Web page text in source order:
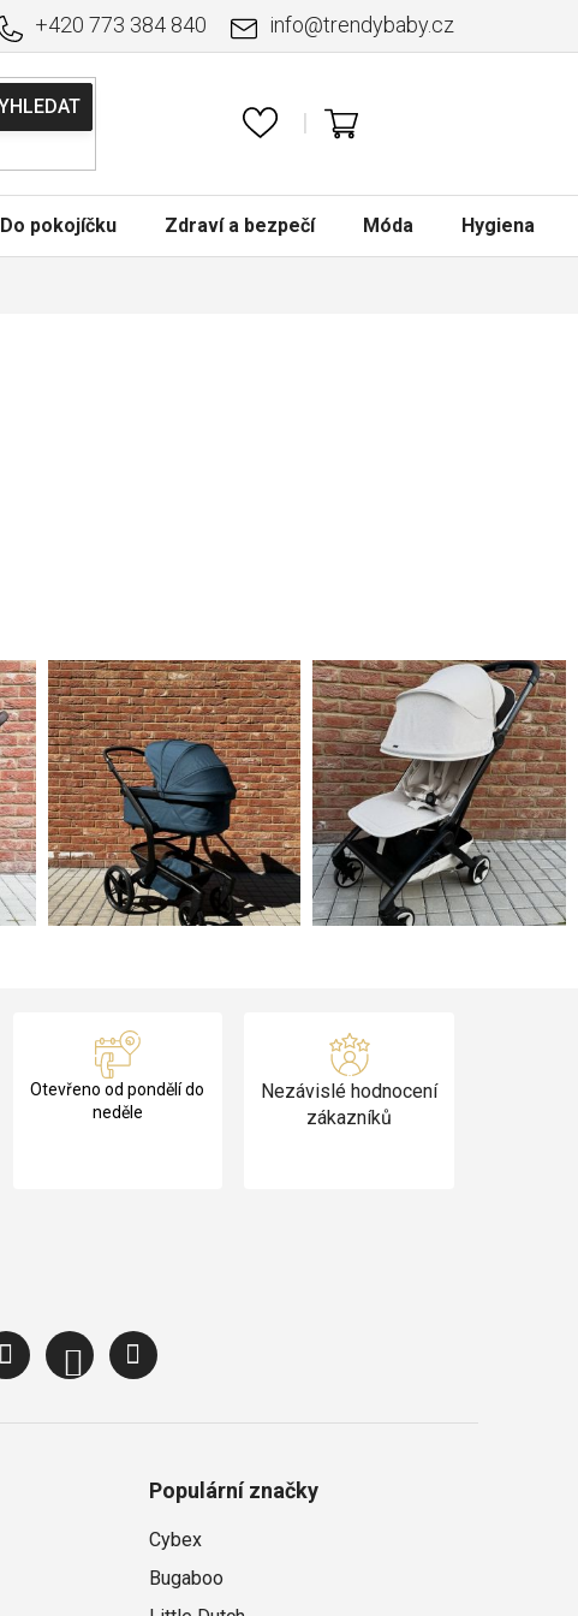
info@trendybaby.cz
+420 773 384 840
KOŠÍK
Do pokojíčku Zdraví a bezpečí Móda Hygiena
Otevřeno od pondělí do
neděle
Nezávislé hodnocení
zákazníků
Populární značky
Cybex
Bugaboo